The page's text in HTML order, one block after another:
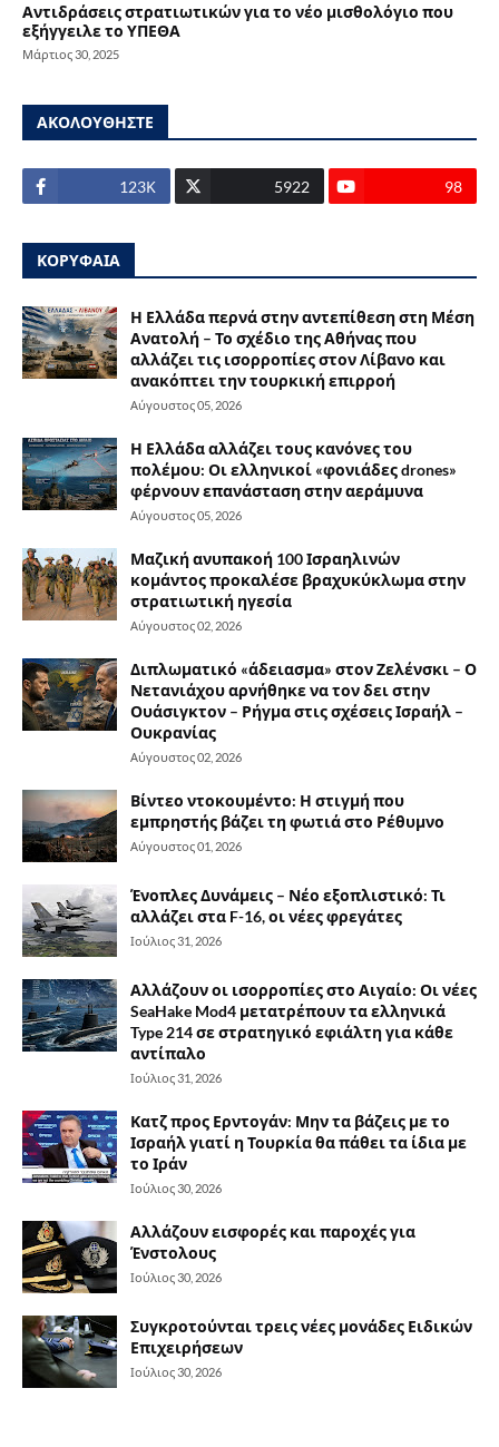
Αντιδράσεις στρατιωτικών για το νέο μισθολόγιο που
εξήγγειλε το ΥΠΕΘΑ
Μάρτιος 30, 2025
ΑΚΟΛΟΥΘΗΣΤΕ
123Κ 5922 98
ΚΟΡΥΦΑΙΑ
Η Ελλάδα περνά στην αντεπίθεση στη Μέση
Ανατολή – Το σχέδιο της Αθήνας που
αλλάζει τις ισορροπίες στον Λίβανο και
ανακόπτει την τουρκική επιρροή
Αύγουστος 05, 2026
Η Ελλάδα αλλάζει τους κανόνες του
πολέμου: Οι ελληνικοί «φονιάδες drones»
φέρνουν επανάσταση στην αεράμυνα
Αύγουστος 05, 2026
Μαζική ανυπακοή 100 Ισραηλινών
κομάντος προκαλέσε βραχυκύκλωμα στην
στρατιωτική ηγεσία
Αύγουστος 02, 2026
Διπλωματικό «άδειασμα» στον Ζελένσκι – Ο
Νετανιάχου αρνήθηκε να τον δει στην
Ουάσιγκτον – Ρήγμα στις σχέσεις Ισραήλ –
Ουκρανίας
Αύγουστος 02, 2026
Βίντεο ντοκουμέντο: Η στιγμή που
εμπρηστής βάζει τη φωτιά στο Ρέθυμνο
Αύγουστος 01, 2026
Ένοπλες Δυνάμεις – Νέο εξοπλιστικό: Τι
αλλάζει στα F-16, οι νέες φρεγάτες
Ιούλιος 31, 2026
Αλλάζουν οι ισορροπίες στο Αιγαίο: Οι νέες
SeaHake Mod4 μετατρέπουν τα ελληνικά
Type 214 σε στρατηγικό εφιάλτη για κάθε
αντίπαλο
Ιούλιος 31, 2026
Κατζ προς Ερντογάν: Μην τα βάζεις με το
Ισραήλ γιατί η Τουρκία θα πάθει τα ίδια με
το Ιράν
Ιούλιος 30, 2026
Αλλάζουν εισφορές και παροχές για
Ένστολους
Ιούλιος 30, 2026
Συγκροτούνται τρεις νέες μονάδες Ειδικών
Επιχειρήσεων
Ιούλιος 30, 2026